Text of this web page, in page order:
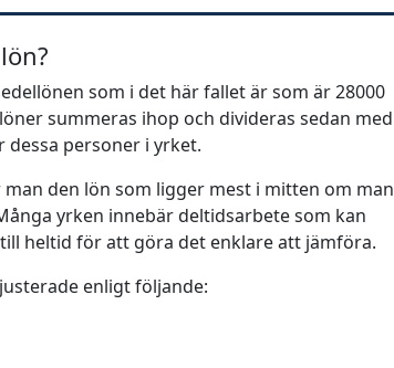
som i det här fallet är som är 28000
summeras ihop och divideras sedan med
personer i yrket.
den lön som ligger mest i mitten om man
yrken innebär deltidsarbete som kan
heltid för att göra det enklare att jämföra.
enligt följande: